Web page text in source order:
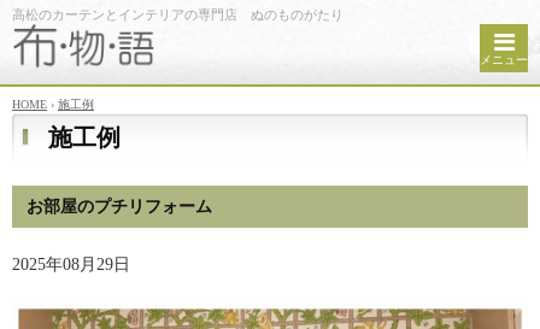
高松のカーテンとインテリアの専門店 ぬのものがたり
メニュー
HOME › 施工例
施工例
お部屋のプチリフォーム
2025年08月29日